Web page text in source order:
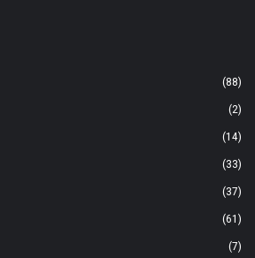
(88)
(2)
(14)
(33)
(37)
(61)
(7)